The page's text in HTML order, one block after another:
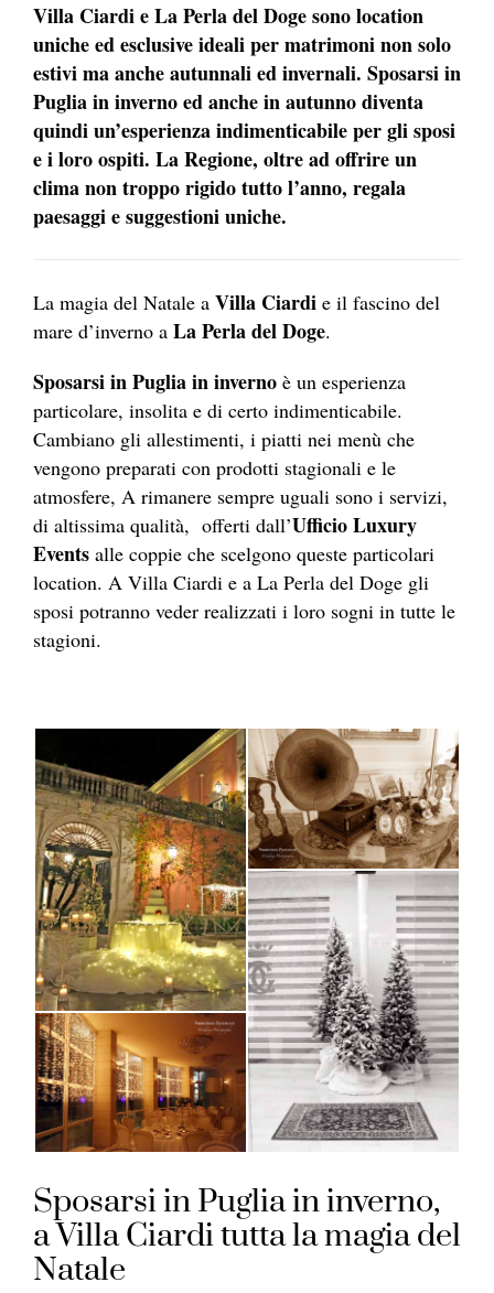
Villa Ciardi e La Perla del Doge sono location
uniche ed esclusive ideali per matrimoni non solo
estivi ma anche autunnali ed invernali. Sposarsi in
Puglia in inverno ed anche in autunno diventa
quindi un’esperienza indimenticabile per gli sposi
e i loro ospiti. La Regione, oltre ad offrire un
clima non troppo rigido tutto l’anno, regala
paesaggi e suggestioni uniche.
La magia del Natale a Villa Ciardi e il fascino del
mare d’inverno a La Perla del Doge.
Sposarsi in Puglia in inverno è un esperienza
particolare, insolita e di certo indimenticabile.
Cambiano gli allestimenti, i piatti nei menù che
vengono preparati con prodotti stagionali e le
atmosfere, A rimanere sempre uguali sono i servizi,
di altissima qualità, offerti dall’Ufficio Luxury
Events alle coppie che scelgono queste particolari
location. A Villa Ciardi e a La Perla del Doge gli
sposi potranno veder realizzati i loro sogni in tutte le
stagioni.
Sposarsi in Puglia in inverno,
a Villa Ciardi tutta la magia del
Natale